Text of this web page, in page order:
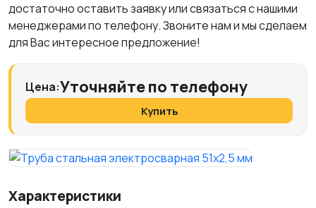
достаточно оставить заявку или связаться с нашими
менеджерами по телефону. Звоните нам и мы сделаем
для Вас интересное предложение!
Цена:Уточняйте по телефону
Купить
Характеристики